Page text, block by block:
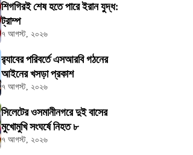
শিগগিরই শেষ হতে পারে ইরান যুদ্ধ:
ট্রাম্প
৭ আগস্ট, ২০২৬
র‍্যাবের পরিবর্তে এসআরবি গঠনের
আইনের খসড়া প্রকাশ
৭ আগস্ট, ২০২৬
সিলেটের ওসমানীনগরে দুই বাসের
মুখোমুখি সংঘর্ষে নিহত ৮
৭ আগস্ট, ২০২৬